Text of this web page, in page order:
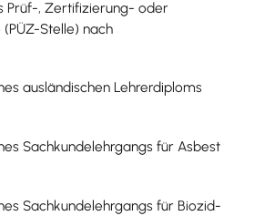
Prüf-, Zertifizierung- oder
Stelle) nach
ausländischen Lehrerdiploms
Sachkundelehrgangs für Asbest
Sachkundelehrgangs für Biozid-